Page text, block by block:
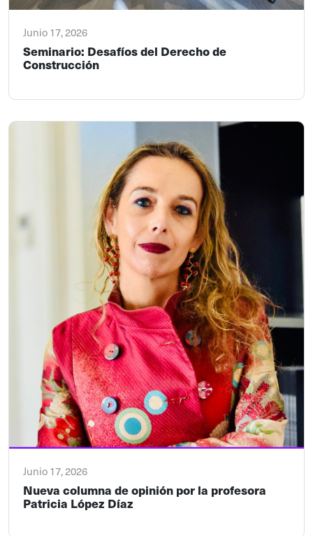
Junio 17, 2026
Seminario: Desafíos del Derecho de
Construcción
Junio 17, 2026
Nueva columna de opinión por la profesora
Patricia López Díaz